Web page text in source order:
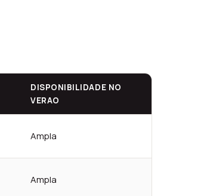
DISPONIBILIDADE NO
VERAO
Ampla
Ampla